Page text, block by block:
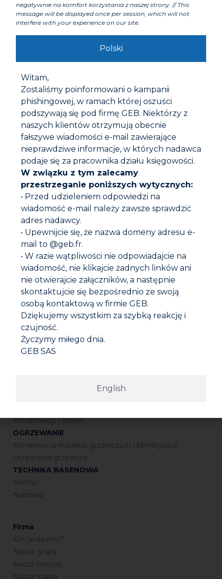
POOL* MASA USZCZELNIAJĄCA DO BASENÓW
GEB Polska Sp. z o.o.
ul. Krakowiaków 80/98, 02-255 Warszawa Kapitał
zakładowy 400 000 PLN – NIP: 527-24-95-194 Regon:
140417094 – KRS 0000249707
Konserwacja i serwis
OGRZEWANIE
Konserwacja instalacji grzewczych i klimatyzacji
Urządzenia grzewcze
TECHNIKA BASENOWA
Montaż
Naprawa
Firma
Kim jesteśmy?
Nasza grupa
Nasza historia
Nasza marka
Skontaktuj się z nami
E-mailinfo@geb-polska.pl
Tel. : +48 22 865 07 17
Fax : +48 22 213 85 43
negatywnie na komfort korzystania z naszej strony. // This
message will be displayed once per session, which will not
interfere with your experience on our site.
Polski
English
Witam,
Zostaliśmy poinformowani o kampanii
phishingowej, w ramach której oszuści
podszywają się pod firmę GEB. Niektórzy z
naszych klientów otrzymują obecnie
fałszywe wiadomości e-mail zawierające
nieprawdziwe informacje, w których nadawca
podaje się za pracownika działu księgowości.
W związku z tym zalecamy
przestrzeganie poniższych wytycznych:
• Przed udzieleniem odpowiedzi na
wiadomość e-mail należy zawsze sprawdzić
adres nadawcy.
• Upewnijcie się, że nazwa domeny adresu e-
mail to @geb.fr.
• W razie wątpliwości nie odpowiadajcie na
wiadomość, nie klikajcie żadnych linków ani
nie otwierajcie załączników, a następnie
skontaktujcie się bezpośrednio ze swoją
osobą kontaktową w firmie GEB.
Dziękujemy wszystkim za szybką reakcję i
czujność.
Życzymy miłego dnia.
GEB SAS